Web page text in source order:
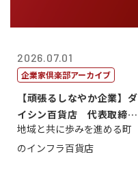
2026.07.01
企業家倶楽部アーカイブ
【頑張るしなやか企業】ダ
イシン百貨店 代表取締役
社長 西山 ...
地域と共に歩みを進める町
のインフラ百貨店